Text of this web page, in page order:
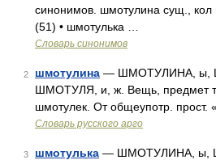
синонимов. шмотулина сущ., кол
(51) • шмотулька …
Словарь синонимов
2 шмотулина — ШМОТУЛИНА, ы,
ШМОТУЛЯ, и, ж. Вещь, предмет
шмотулек. От общеупотр. прост.
Словарь русского арго
3 шмотулька — ШМОТУЛИНА, ы,